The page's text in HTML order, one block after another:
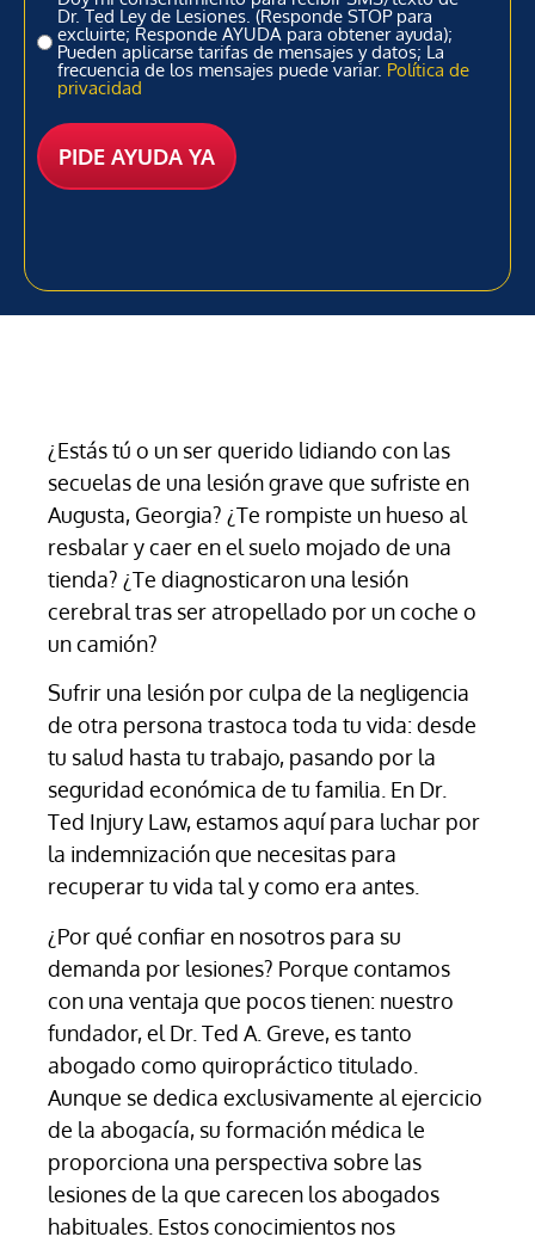
Dr. Ted Ley de Lesiones. (Responde STOP para
excluirte; Responde AYUDA para obtener ayuda);
Pueden aplicarse tarifas de mensajes y datos; La
frecuencia de los mensajes puede variar. Política de
privacidad
¿Estás tú o un ser querido lidiando con las
secuelas de una lesión grave que sufriste en
Augusta, Georgia? ¿Te rompiste un hueso al
resbalar y caer en el suelo mojado de una
tienda? ¿Te diagnosticaron una lesión
cerebral tras ser atropellado por un coche o
un camión?
Sufrir una lesión por culpa de la negligencia
de otra persona trastoca toda tu vida: desde
tu salud hasta tu trabajo, pasando por la
seguridad económica de tu familia. En Dr.
Ted Injury Law, estamos aquí para luchar por
la indemnización que necesitas para
recuperar tu vida tal y como era antes.
¿Por qué confiar en nosotros para su
demanda por lesiones? Porque contamos
con una ventaja que pocos tienen: nuestro
fundador, el Dr. Ted A. Greve, es tanto
abogado como quiropráctico titulado.
Aunque se dedica exclusivamente al ejercicio
de la abogacía, su formación médica le
proporciona una perspectiva sobre las
lesiones de la que carecen los abogados
habituales. Estos conocimientos nos